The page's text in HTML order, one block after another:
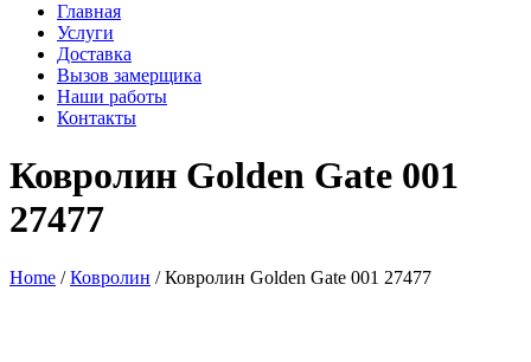
Главная
Услуги
Доставка
Вызов замерщика
Наши работы
Контакты
Ковролин Golden Gate 001
27477
Home /Ковролин / Ковролин Golden Gate 001 27477